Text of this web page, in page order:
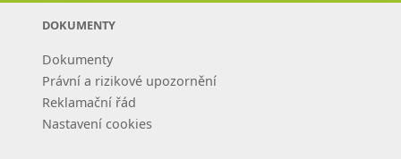
DOKUMENTY
Dokumenty
Právní a rizikové upozornění
Reklamační řád
Nastavení cookies